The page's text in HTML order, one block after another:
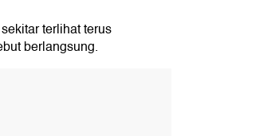
terlihat terus
berlangsung.